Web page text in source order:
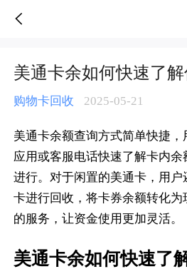
美通卡余如何快速了
购物卡回收 2025-05-21
美通卡余额查询方式简单快捷
应用或客服电话快速了解卡内余
进行。对于闲置的美通卡，用
卡进行回收，将卡券余额转化
的服务，让资金使用更加灵活。
美通卡余如何快速了